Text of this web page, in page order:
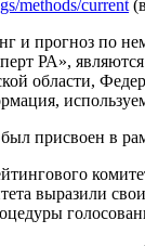
methods/current
и прогноз по
РА»,
области,
присвоен в
выразили